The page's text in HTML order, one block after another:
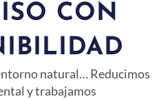
CON
natural… Reducimos
y trabajamos